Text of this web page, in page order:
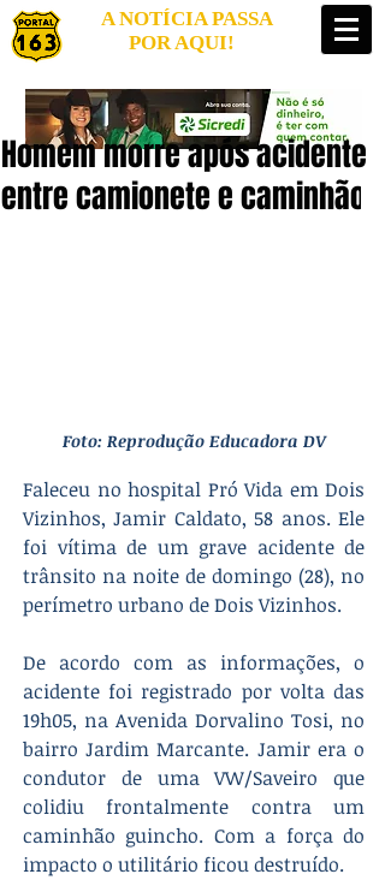
A NOTÍCIA PASSA
POR AQUI!
Homem morre após acidente
entre camionete e caminhão
Foto: Reprodução Educadora DV
Faleceu no hospital Pró Vida em Dois
Vizinhos, Jamir Caldato, 58 anos. Ele
foi vítima de um grave acidente de
trânsito na noite de domingo (28), no
perímetro urbano de Dois Vizinhos.
De acordo com as informações, o
acidente foi registrado por volta das
19h05, na Avenida Dorvalino Tosi, no
bairro Jardim Marcante. Jamir era o
condutor de uma VW/Saveiro que
colidiu frontalmente contra um
caminhão guincho. Com a força do
impacto o utilitário ficou destruído.